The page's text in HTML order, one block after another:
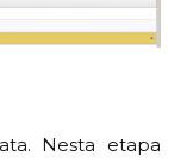
Nesta etapa